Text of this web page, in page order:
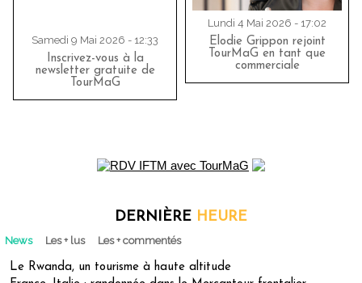
Samedi 9 Mai 2026 - 12:33
Inscrivez-vous à la
newsletter gratuite de
TourMaG
Lundi 4 Mai 2026 - 17:02
Elodie Grippon rejoint
TourMaG en tant que
commerciale
DERNIÈRE HEURE
News Les + lus Les + commentés
Le Rwanda, un tourisme à haute altitude